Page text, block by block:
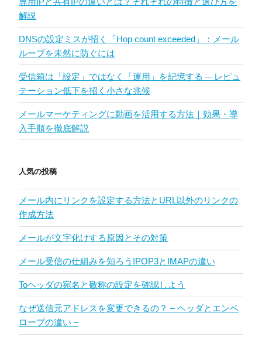
解説
DNSの設定ミスが招く「Hop count exceeded」：メール
ループを未然に防ぐには
受信箱は「設定」ではなく「運用」を記憶する ─ レピュ
テーション低下を招く小さな兆候
メールマーケティングに動画を活用する方法｜効果・導
入手順を徹底解説
人気の投稿
メール内にリンクを設定する方法とURL以外のリンクの
作成方法
メールが文字化けする原因とその対策
メール受信の仕組みを知ろう!POP3とIMAPの違い
Toヘッダの宛名と敬称の設定を確認しよう
なぜ送信元アドレスを変更できるの？ – ヘッダとエンベ
ロープの違い –